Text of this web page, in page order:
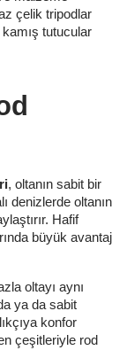
çelik tripodlar
tutucular
, oltanın sabit bir
denizlerde oltanın
Hafif
büyük avantaj
oltayı aynı
ya da sabit
konfor
çeşitleriyle rod